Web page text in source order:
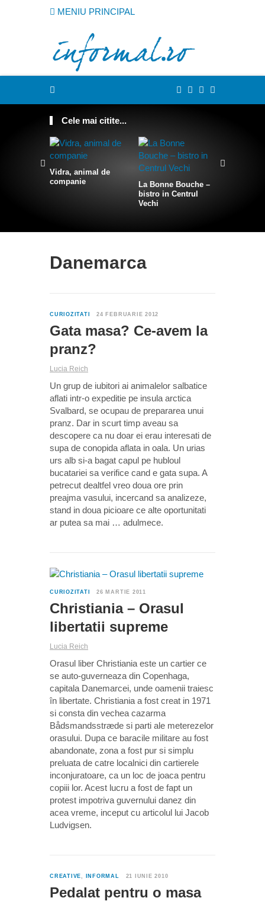
MENIU PRINCIPAL
Cele mai citite...
Vidra, animal de
companie
La Bonne Bouche –
bistro in Centrul
Vechi
Danemarca
CURIOZITATI 24 FEBRUARIE 2012
Gata masa? Ce-avem la
pranz?
Lucia Reich
Un grup de iubitori ai animalelor salbatice
aflati intr-o expeditie pe insula arctica
Svalbard, se ocupau de prepararea unui
pranz. Dar in scurt timp aveau sa
descopere ca nu doar ei erau interesati de
supa de conopida aflata in oala. Un urias
urs alb si-a bagat capul pe hubloul
bucatariei sa verifice cand e gata supa. A
petrecut dealtfel vreo doua ore prin
preajma vasului, incercand sa analizeze,
stand in doua picioare ce alte oportunitati
ar putea sa mai … adulmece.
CURIOZITATI 26 MARTIE 2011
Christiania – Orasul
libertatii supreme
Lucia Reich
Orasul liber Christiania este un cartier ce
se auto-guverneaza din Copenhaga,
capitala Danemarcei, unde oamenii traiesc
în libertate. Christiania a fost creat in 1971
si consta din vechea cazarma
Bådsmandsstræde si parti ale meterezelor
orasului. Dupa ce baracile militare au fost
abandonate, zona a fost pur si simplu
preluata de catre localnici din cartierele
inconjuratoare, ca un loc de joaca pentru
copiii lor. Acest lucru a fost de fapt un
protest impotriva guvernului danez din
acea vreme, inceput cu articolul lui Jacob
Ludvigsen.
CREATIVE INFORMAL 21 IUNIE 2010
Pedalat pentru o masa